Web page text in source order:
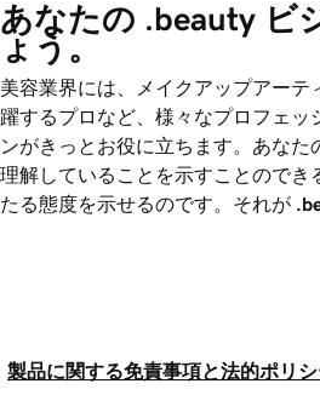
あなたの .beauty ビ
ょう。
美容業界には、メイクアップアー
躍するプロなど、様々なプロフェッ
ンがきっとお役に立ちます。あな
理解していることを示すことのでき
たる態度を示せるのです。それが
製品に関する免責事項と法的ポリシ